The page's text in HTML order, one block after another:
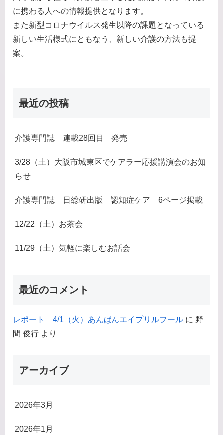
に携わる人への情報提供となります。
また新型コロナウイルス発生以降の課題となっている
新しい生活様式にともなう、新しい介護の方法も提
案。
最近の投稿
介護専門誌 連載28回目 発売
3/28（土）大阪市城東区でケアラー応援講演会のお知
らせ
介護専門誌 日総研出版 認知症ケア 6ページ掲載
12/22（土）お茶会
11/29（土）気軽に楽しむお話会
最近のコメント
レポート 4/1（火）あんぱんエイプリルフール に 野
間 俊行 より
アーカイブ
2026年3月
2026年1月